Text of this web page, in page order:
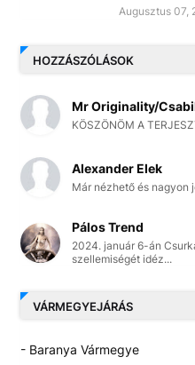
Augusztus 07,
HOZZÁSZÓLÁSOK
Mr Originality/
KÖSZÖNÖM A
Alexander Elek
Már nézhető és nagyon
Pálos Trend
2024. január 6-án
szellemiségét idéz...
VÁRMEGYEJÁRÁS
- Baranya Vármegye